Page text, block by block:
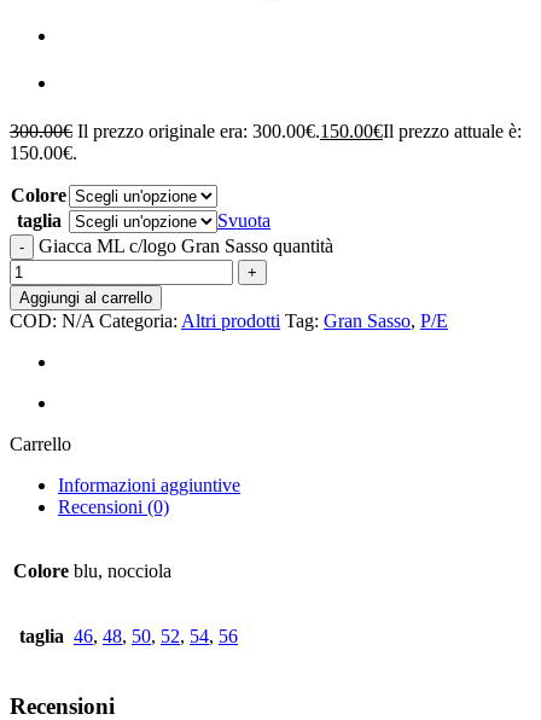
300.00€ Il prezzo originale era: 300.00€.150.00€Il prezzo attuale è:
150.00€.
Colore
taglia
Svuota
Giacca ML c/logo Gran Sasso quantità
Aggiungi al carrello
COD: N/A Categoria: Altri prodotti Tag: Gran Sasso, P/E
Carrello
Informazioni aggiuntive
Recensioni (0)
Colore blu, nocciola
taglia 46, 48, 50, 52, 54, 56
Recensioni